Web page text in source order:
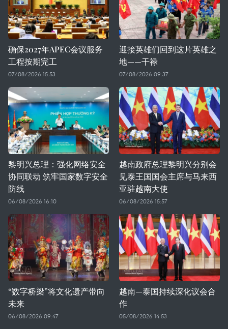
确保2027年APEC会议服务
工程按期完工
07/08/2026 15:53
迎接英雄们回到这片英雄之
地——干禄
07/08/2026 09:37
黎明兴总理：强化网络安全
协同联动 筑牢国家数字安全
防线
06/08/2026 16:10
越南政府总理黎明兴分别会
见泰王国国会主席与马来西
亚驻越南大使
06/08/2026 15:57
“数字桥梁”将文化遗产带向
未来
06/08/2026 09:47
越南—泰国持续深化议会合
作
05/08/2026 14:53